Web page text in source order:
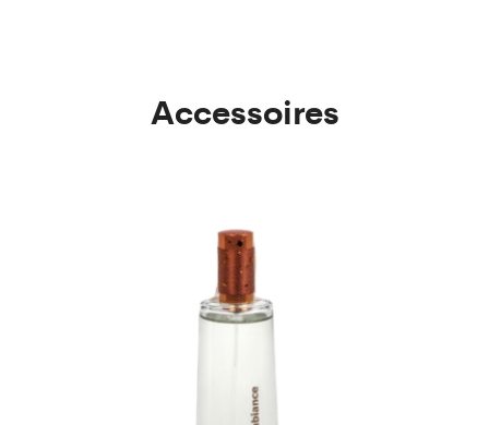
Accessoires